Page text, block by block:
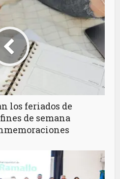
los feriados de
de semana